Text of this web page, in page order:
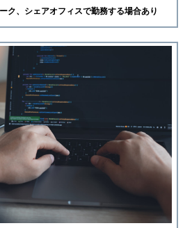
ク、シェアオフィスで勤務する場合あり